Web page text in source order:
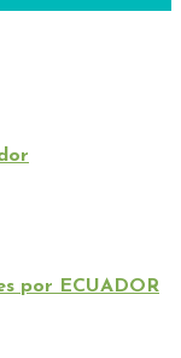
por ECUADOR